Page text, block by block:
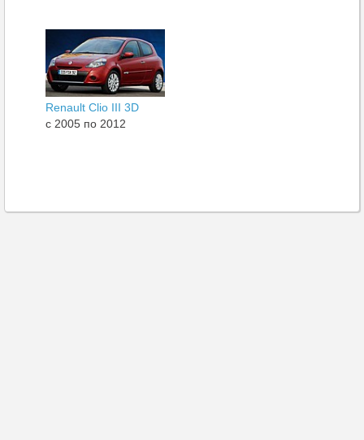
Renault Clio III 3D
c 2005 по 2012